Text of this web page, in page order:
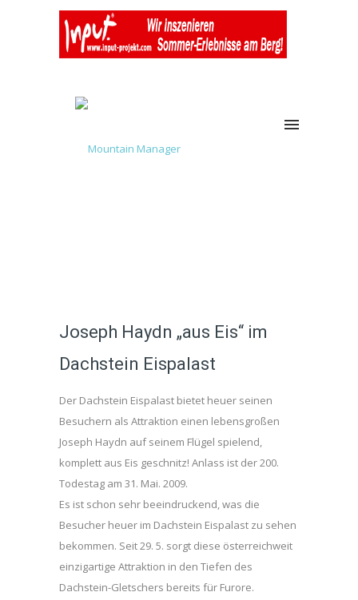
Joseph Haydn „aus Eis“ im
Dachstein Eispalast
Der Dachstein Eispalast bietet heuer seinen
Besuchern als Attraktion einen lebensgroßen
Joseph Haydn auf seinem Flügel spielend,
komplett aus Eis geschnitz! Anlass ist der 200.
Todestag am 31. Mai. 2009.
Es ist schon sehr beeindruckend, was die
Besucher heuer im Dachstein Eispalast zu sehen
bekommen. Seit 29. 5. sorgt diese österreichweit
einzigartige Attraktion in den Tiefen des
Dachstein-Gletschers bereits für Furore.